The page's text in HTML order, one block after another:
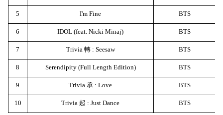
5 I'm Fine BTS
6 IDOL (feat. Nicki Minaj) BTS
7 Trivia 轉 : Seesaw BTS
8 Serendipity (Full Length Edition) BTS
9 Trivia 承 : Love BTS
10 Trivia 起 : Just Dance BTS